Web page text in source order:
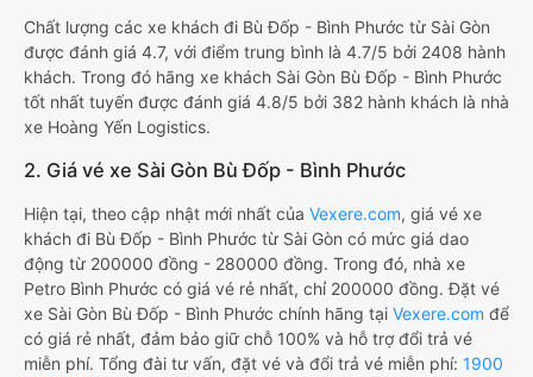
Chất lượng các xe khách đi Bù Đốp - Bình Phước từ Sài Gòn
được đánh giá 4.7, với điểm trung bình là 4.7/5 bởi 2408 hành
khách. Trong đó hãng xe khách Sài Gòn Bù Đốp - Bình Phước
tốt nhất tuyến được đánh giá 4.8/5 bởi 382 hành khách là nhà
xe Hoàng Yến Logistics.
2. Giá vé xe Sài Gòn Bù Đốp - Bình Phước
Hiện tại, theo cập nhật mới nhất của Vexere.com, giá vé xe
khách đi Bù Đốp - Bình Phước từ Sài Gòn có mức giá dao
động từ 200000 đồng - 280000 đồng. Trong đó, nhà xe
Petro Bình Phước có giá vé rẻ nhất, chỉ 200000 đồng. Đặt vé
xe Sài Gòn Bù Đốp - Bình Phước chính hãng tại Vexere.com để
có giá rẻ nhất, đảm bảo giữ chỗ 100% và hỗ trợ đổi trả vé
miễn phí. Tổng đài tư vấn, đặt vé và đổi trả vé miễn phí: 1900